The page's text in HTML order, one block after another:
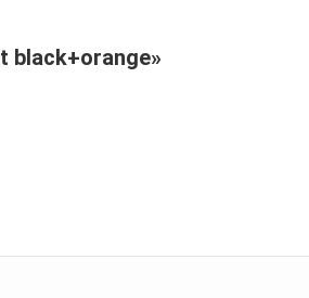
black+orange»